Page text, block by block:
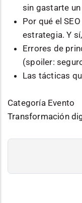
sin gastarte
Por qué el
estrategia. Y
Errores de
(spoiler:
Las tácticas
Categoría Evento
Transformación